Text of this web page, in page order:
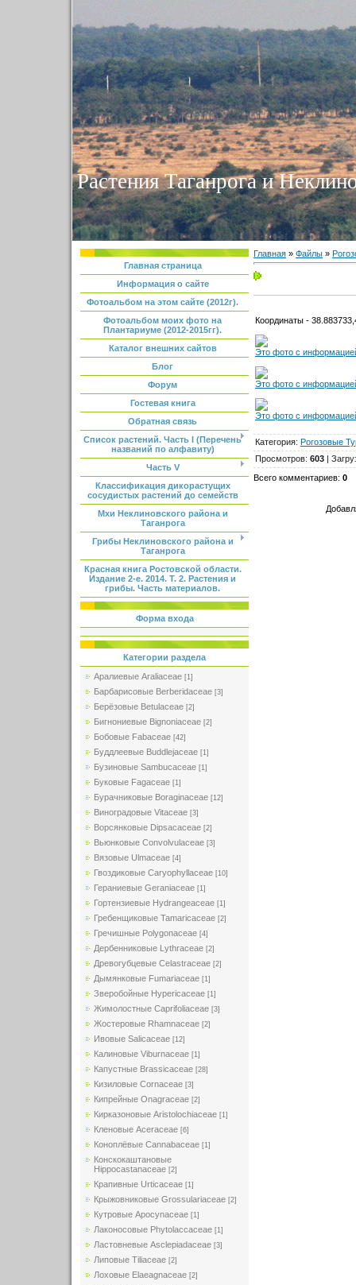
Растения Таганрога и
Главная страница
Информация о сайте
Фотоальбом на этом сайте (2012г).
Фотоальбом моих фото на
Плантариуме (2012-2015гг).
Каталог внешних сайтов
Блог
Форум
Гостевая книга
Обратная связь
Список растений. Часть I (Перечень
названий по алфавиту)
Часть V
Классификация дикорастущих
сосудистых растений до семейств
Мхи Неклиновского района и
Таганрога
Грибы Неклиновского района и
Таганрога
Красная книга Ростовской области.
Издание 2-е. 2014. Т. 2. Растения и
грибы. Часть материалов.
Форма входа
Категории раздела
Аралиевые Araliaceae [1]
Барбарисовые Berberidaceae [3]
Берёзовые Betulaceae [2]
Бигнониевые Bignoniaceae [2]
Бобовые Fabaceae [42]
Буддлеевые Buddlejaceae [1]
Бузиновые Sambucaceae [1]
Буковые Fagaceae [1]
Бурачниковые Boraginaceae [12]
Виноградовые Vitaceae [3]
Ворсянковые Dipsacaceae [2]
Вьюнковые Convolvulaceae [3]
Вязовые Ulmaceae [4]
Гвоздиковые Caryophyllaceae [10]
Гераниевые Geraniaceae [1]
Гортензиевые Hydrangeaceae [1]
Гребенщиковые Tamaricaceae [2]
Гречишные Polygonaceae [4]
Дербенниковые Lythraceae [2]
Древогубцевые Celastraceae [2]
Дымянковые Fumariaceae [1]
Зверобойные Hypericaceae [1]
Жимолостные Caprifoliaceae [3]
Жостеровые Rhamnaceae [2]
Ивовые Salicaceae [12]
Калиновые Viburnaceae [1]
Капустные Brassicaceae [28]
Кизиловые Cornaceae [3]
Кипрейные Onagraceae [2]
Кирказоновые Aristolochiaceae [1]
Кленовые Aceraceae [6]
Коноплёвые Cannabaceae [1]
Конскокаштановые
Hippocastanaceae [2]
Крапивные Urticaceae [1]
Крыжовниковые Grossulariaceae [2]
Кутровые Apocynaceae [1]
Лаконосовые Phytolaccaceae [1]
Ластовневые Asclepiadaceae [3]
Липовые Tiliaceae [2]
Лоховые Elaeagnaceae [2]
Главная » Файлы »
Координаты -
Это фото с
Это фото с
Это фото с
Категория: Рогозовые
Просмотров: 603 |
Всего комментариев: 0